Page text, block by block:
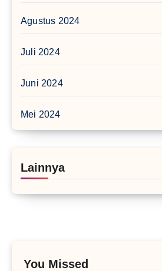
Agustus 2024
Juli 2024
Juni 2024
Mei 2024
Lainnya
You Missed